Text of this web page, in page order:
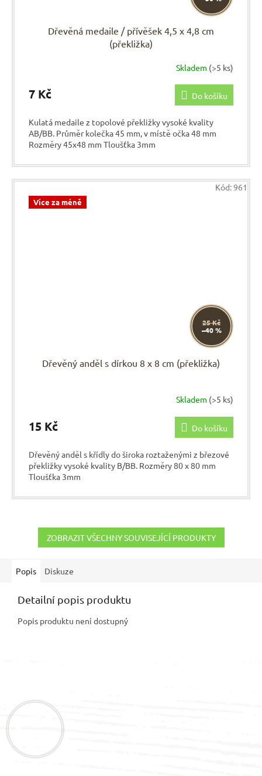
Dřevěná medaile / přívěšek 4,5 x 4,8 cm
(překližka)
Skladem (>5 ks)
7 Kč Do košíku
Kulatá medaile z topolové překližky vysoké kvality
AB/BB. Průměr kolečka 45 mm, v místě očka 48 mm
Rozměry 45x48 mm Tloušťka 3mm
Více za méně
25 Kč
–40 %
Dřevěný anděl s dírkou 8 x 8 cm (překližka)
Skladem (>5 ks)
15 Kč Do košíku
Dřevěný anděl s křídly do široka roztaženými z březové
překližky vysoké kvality B/BB. Rozměry 80 x 80 mm
Tloušťka 3mm
Kód:961
ZOBRAZIT VŠECHNY SOUVISEJÍCÍ PRODUKTY
Popis Diskuze
Detailní popis produktu
Popis produktu není dostupný